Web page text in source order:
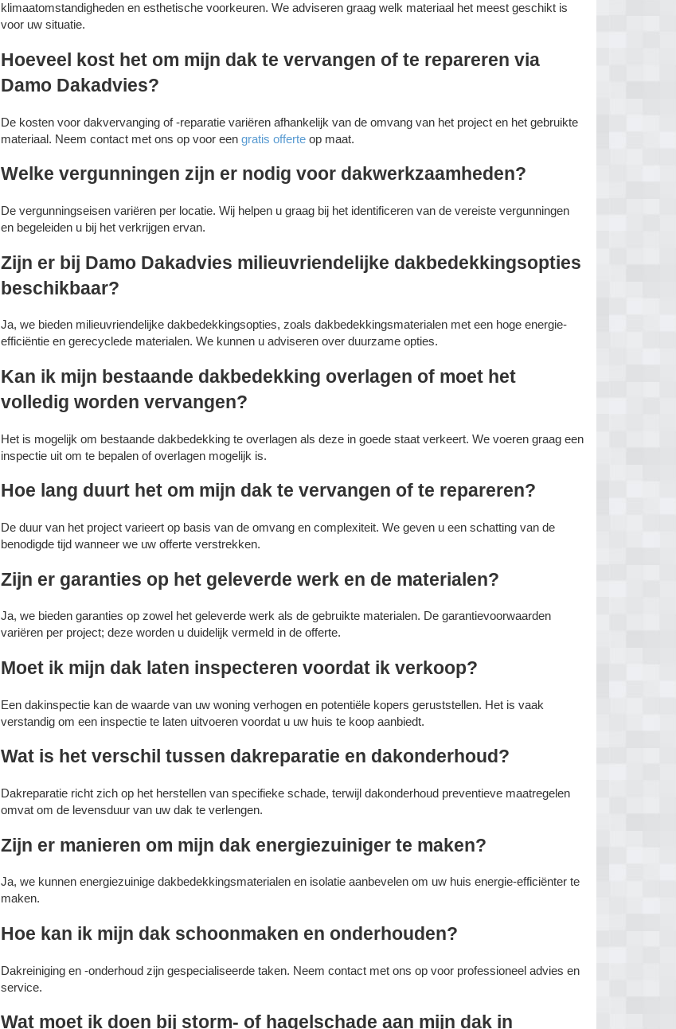
klimaatomstandigheden en esthetische voorkeuren. We adviseren graag welk materiaal het meest geschikt is
voor uw situatie.
Hoeveel kost het om mijn dak te vervangen of te repareren via
Damo Dakadvies?
De kosten voor dakvervanging of -reparatie variëren afhankelijk van de omvang van het project en het gebruikte
materiaal. Neem contact met ons op voor eengratis offerte op maat.
Welke vergunningen zijn er nodig voor dakwerkzaamheden?
De vergunningseisen variëren per locatie. Wij helpen u graag bij het identificeren van de vereiste vergunningen
en begeleiden u bij het verkrijgen ervan.
Zijn er bij Damo Dakadvies milieuvriendelijke dakbedekkingsopties
beschikbaar?
Ja, we bieden milieuvriendelijke dakbedekkingsopties, zoals dakbedekkingsmaterialen met een hoge energie-
efficiëntie en gerecyclede materialen. We kunnen u adviseren over duurzame opties.
Kan ik mijn bestaande dakbedekking overlagen of moet het
volledig worden vervangen?
Het is mogelijk om bestaande dakbedekking te overlagen als deze in goede staat verkeert. We voeren graag een
inspectie uit om te bepalen of overlagen mogelijk is.
Hoe lang duurt het om mijn dak te vervangen of te repareren?
De duur van het project varieert op basis van de omvang en complexiteit. We geven u een schatting van de
benodigde tijd wanneer we uw offerte verstrekken.
Zijn er garanties op het geleverde werk en de materialen?
Ja, we bieden garanties op zowel het geleverde werk als de gebruikte materialen. De garantievoorwaarden
variëren per project; deze worden u duidelijk vermeld in de offerte.
Moet ik mijn dak laten inspecteren voordat ik verkoop?
Een dakinspectie kan de waarde van uw woning verhogen en potentiële kopers geruststellen. Het is vaak
verstandig om een inspectie te laten uitvoeren voordat u uw huis te koop aanbiedt.
Wat is het verschil tussen dakreparatie en dakonderhoud?
Dakreparatie richt zich op het herstellen van specifieke schade, terwijl dakonderhoud preventieve maatregelen
omvat om de levensduur van uw dak te verlengen.
Zijn er manieren om mijn dak energiezuiniger te maken?
Ja, we kunnen energiezuinige dakbedekkingsmaterialen en isolatie aanbevelen om uw huis energie-efficiënter te
maken.
Hoe kan ik mijn dak schoonmaken en onderhouden?
Dakreiniging en -onderhoud zijn gespecialiseerde taken. Neem contact met ons op voor professioneel advies en
service.
Wat moet ik doen bij storm- of hagelschade aan mijn dak in